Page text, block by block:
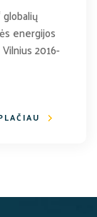
energijos
2016-